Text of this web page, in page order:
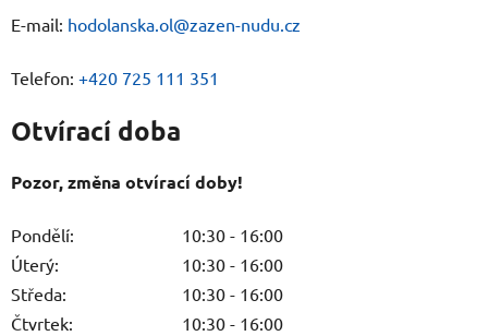
E-mail: hodolanska.ol@zazen-nudu.cz
Telefon: +420 725 111 351
Otvírací doba
Pozor, změna otvírací doby!
Pondělí:
10:30 - 16:00
Úterý:
10:30 - 16:00
Středa:
10:30 - 16:00
Čtvrtek:
10:30 - 16:00